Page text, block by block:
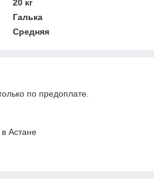
20 кг
Галька
Средняя
по предоплате.
Астане